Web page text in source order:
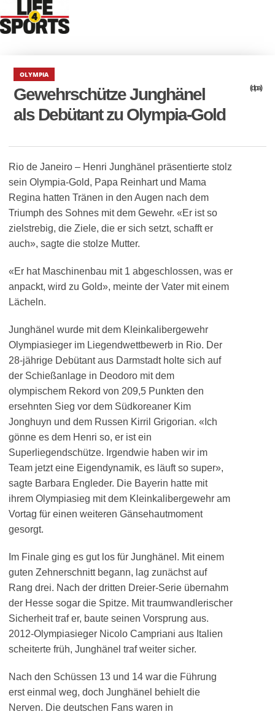
OLYMPIA
Gewehrschütze Junghänel
als Debütant zu Olympia-Gold
(dpa)
Rio de Janeiro – Henri Junghänel präsentierte stolz
sein Olympia-Gold, Papa Reinhart und Mama
Regina hatten Tränen in den Augen nach dem
Triumph des Sohnes mit dem Gewehr. «Er ist so
zielstrebig, die Ziele, die er sich setzt, schafft er
auch», sagte die stolze Mutter.
«Er hat Maschinenbau mit 1 abgeschlossen, was er
anpackt, wird zu Gold», meinte der Vater mit einem
Lächeln.
Junghänel wurde mit dem Kleinkalibergewehr
Olympiasieger im Liegendwettbewerb in Rio. Der
28-jährige Debütant aus Darmstadt holte sich auf
der Schießanlage in Deodoro mit dem
olympischem Rekord von 209,5 Punkten den
ersehnten Sieg vor dem Südkoreaner Kim
Jonghuyn und dem Russen Kirril Grigorian. «Ich
gönne es dem Henri so, er ist ein
Superliegendschütze. Irgendwie haben wir im
Team jetzt eine Eigendynamik, es läuft so super»,
sagte Barbara Engleder. Die Bayerin hatte mit
ihrem Olympiasieg mit dem Kleinkalibergewehr am
Vortag für einen weiteren Gänsehautmoment
gesorgt.
Im Finale ging es gut los für Junghänel. Mit einem
guten Zehnerschnitt begann, lag zunächst auf
Rang drei. Nach der dritten Dreier-Serie übernahm
der Hesse sogar die Spitze. Mit traumwandlerischer
Sicherheit traf er, baute seinen Vorsprung aus.
2012-Olympiasieger Nicolo Campriani aus Italien
scheiterte früh, Junghänel traf weiter sicher.
Nach den Schüssen 13 und 14 war die Führung
erst einmal weg, doch Junghänel behielt die
Nerven. Die deutschen Fans waren in